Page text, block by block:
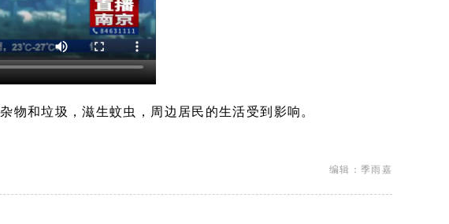
物和垃圾，滋生蚊虫，周边居民的生活受到影响。
编辑：季雨嘉